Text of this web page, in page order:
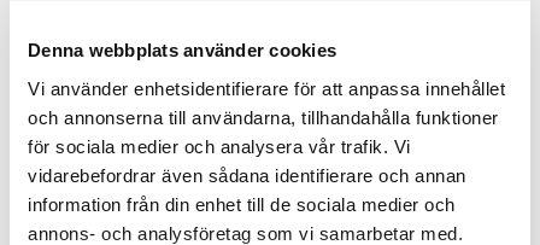
Denna webbplats använder cookies
Vi använder enhetsidentifierare för att anpassa innehållet
och annonserna till användarna, tillhandahålla funktioner
för sociala medier och analysera vår trafik. Vi
vidarebefordrar även sådana identifierare och annan
information från din enhet till de sociala medier och
annons- och analysföretag som vi samarbetar med.
PUBLICERAD 2022-04-14